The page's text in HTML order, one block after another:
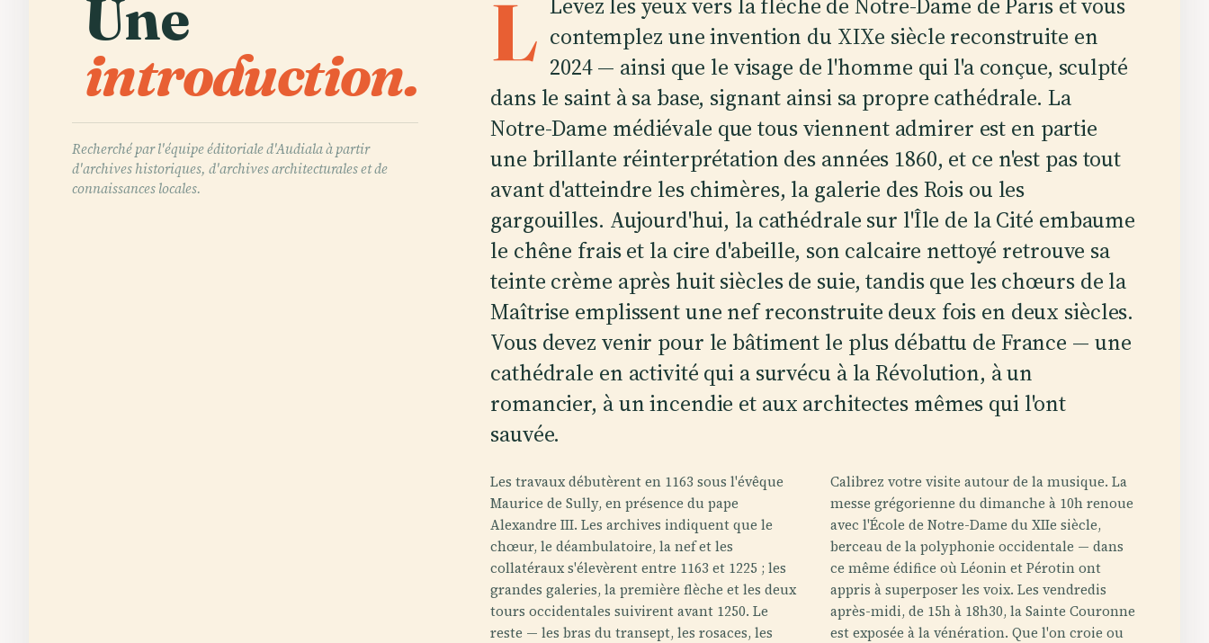
Une
introduction.
Recherché par l'équipe éditoriale d'Audiala à partir
d'archives historiques, d'archives architecturales et de
connaissances locales.
L contemplez une invention du XIXe siècle reconstruite en
2024 — ainsi que le visage de l'homme qui l'a conçue, sculpté
dans le saint à sa base, signant ainsi sa propre cathédrale. La
Notre-Dame médiévale que tous viennent admirer est en partie
une brillante réinterprétation des années 1860, et ce n'est pas tout
avant d'atteindre les chimères, la galerie des Rois ou les
gargouilles. Aujourd'hui, la cathédrale sur l'Île de la Cité embaume
le chêne frais et la cire d'abeille, son calcaire nettoyé retrouve sa
teinte crème après huit siècles de suie, tandis que les chœurs de la
Maîtrise emplissent une nef reconstruite deux fois en deux siècles.
Vous devez venir pour le bâtiment le plus débattu de France — une
cathédrale en activité qui a survécu à la Révolution, à un
romancier, à un incendie et aux architectes mêmes qui l'ont
sauvée.
Les travaux débutèrent en 1163 sous l'évêque
Maurice de Sully, en présence du pape
Alexandre III. Les archives indiquent que le
chœur, le déambulatoire, la nef et les
collatéraux s'élevèrent entre 1163 et 1225 ; les
grandes galeries, la première flèche et les deux
tours occidentales suivirent avant 1250. Le
reste — les bras du transept, les rosaces, les
Calibrez votre visite autour de la musique. La
messe grégorienne du dimanche à 10h renoue
avec l'École de Notre-Dame du XIIe siècle,
berceau de la polyphonie occidentale — dans
ce même édifice où Léonin et Pérotin ont
appris à superposer les voix. Les vendredis
après-midi, de 15h à 18h30, la Sainte Couronne
est exposée à la vénération. Que l'on croie ou